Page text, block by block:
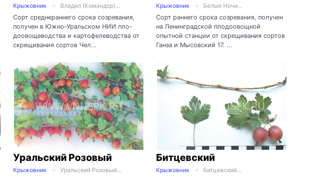
Крыжовник
Владил (Командор)...
Сорт среднераннего срока созревания,
получен в Южно-Уральском НИИ пло-
доовощеводства и картофелеводства от
скрещивания сортов Чел...
Крыжовник
Белые Ночи...
Сорт раннего срока созревания, получен
на Ленинградской плодоовощной
опытной станции от скрещивания сортов
Ганза и Мысовский 17. ...
Уральский Розовый
Крыжовник
Уральский Розовый...
Битцевский
Крыжовник
Битцевский...